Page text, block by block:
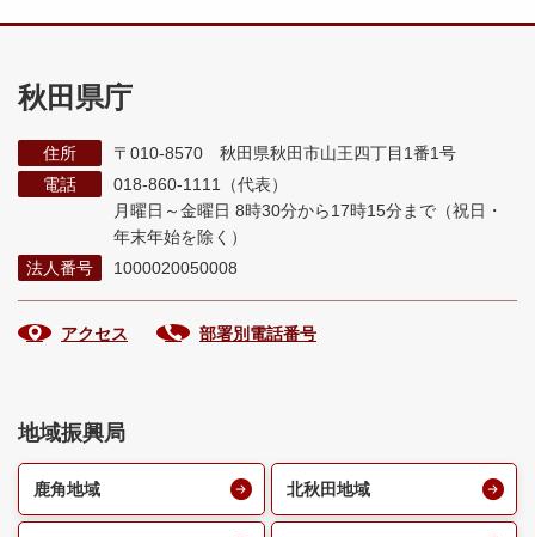
秋田県庁
住所
〒010-8570 秋田県秋田市山王四丁目1番1号
電話
018-860-1111（代表）
月曜日～金曜日 8時30分から17時15分まで （祝日・
年末年始を除く）
法人番号
1000020050008
アクセス 部署別電話番号
地域振興局
鹿角地域 北秋田地域